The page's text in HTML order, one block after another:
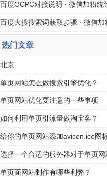
百度OCPC对接说明 · 微信加粉统
百度大搜搜索词获取步骤 · 微信加
热门文章
北京
单页网站怎么做搜索引擎优化？
单页网站优化要注意的一些事项
如何利用单页引流量做淘宝客？
给你的单页网站添加avicon.ico图
选择一个合适的服务器对于单页网
单页面网站制作有哪些利弊？